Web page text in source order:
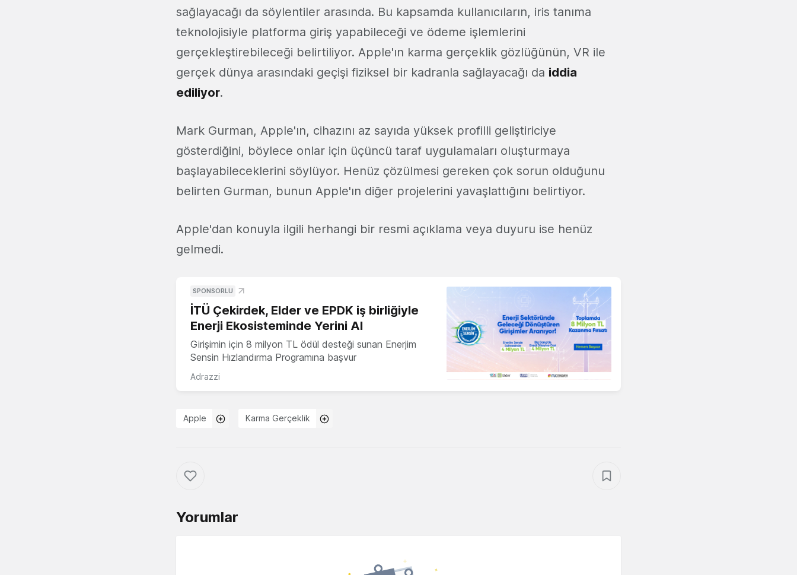
sağlayacağı da söylentiler arasında. Bu kapsamda kullanıcıların, iris tanıma
teknolojisiyle platforma giriş yapabileceği ve ödeme işlemlerini
gerçekleştirebileceği belirtiliyor. Apple'ın karma gerçeklik gözlüğünün, VR ile
gerçek dünya arasındaki geçişi fiziksel bir kadranla sağlayacağı da iddia
ediliyor.
Mark Gurman, Apple'ın, cihazını az sayıda yüksek profilli geliştiriciye
gösterdiğini, böylece onlar için üçüncü taraf uygulamaları oluşturmaya
başlayabileceklerini söylüyor. Henüz çözülmesi gereken çok sorun olduğunu
belirten Gurman, bunun Apple'ın diğer projelerini yavaşlattığını belirtiyor.
Apple'dan konuyla ilgili herhangi bir resmi açıklama veya duyuru ise henüz
gelmedi.
SPONSORLU
İTÜ Çekirdek, Elder ve EPDK iş birliğiyle
Enerji Ekosisteminde Yerini Al
Girişimin için 8 milyon TL ödül desteği sunan Enerjim
Sensin Hızlandırma Programına başvur
Adrazzi
Apple Karma Gerçeklik
Yorumlar